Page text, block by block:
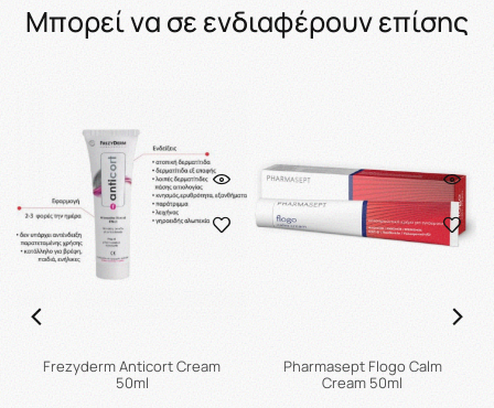
Μπορεί να σε ενδιαφέρουν επίσης
Frezyderm Anticort Cream
50ml
Pharmasept Flogo Calm
Cream 50ml